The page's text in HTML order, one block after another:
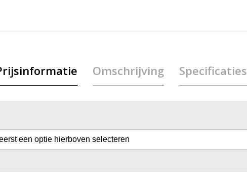
Omschrijving Specificaties
een optie hierboven selecteren